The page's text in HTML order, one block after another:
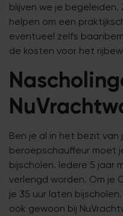
blijven we je begeleiden.
helpen om een
eventueel zelfs
de kosten voor het
Ben je al in het bezit van
beroepschauffeur moet
bijscholen. Iedere 5 jaar
verlengd worden. Om je
je 35 uur laten
ook gewoon bij